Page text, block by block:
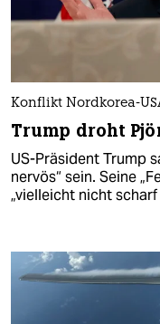
Konflikt Nordkorea-
Trump droht
US-Präsident Trump
nervös“ sein. Seine
„vielleicht nicht